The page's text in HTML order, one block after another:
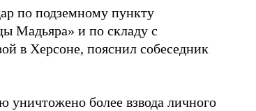
по подземному пункту
Мадьяра» и по складу с
в Херсоне, пояснил собеседник
уничтожено более взвода личного